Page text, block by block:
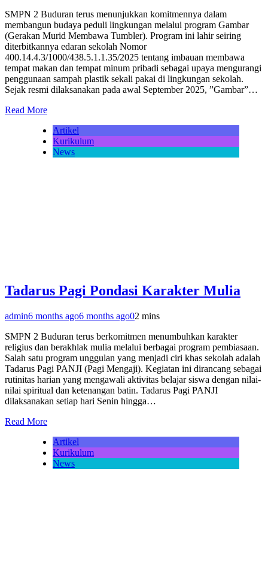
SMPN 2 Buduran terus menunjukkan komitmennya dalam
membangun budaya peduli lingkungan melalui program Gambar
(Gerakan Murid Membawa Tumbler). Program ini lahir seiring
diterbitkannya edaran sekolah Nomor
400.14.4.3/1000/438.5.1.1.35/2025 tentang imbauan membawa
tempat makan dan tempat minum pribadi sebagai upaya mengurangi
penggunaan sampah plastik sekali pakai di lingkungan sekolah.
Sejak resmi dilaksanakan pada awal September 2025, ”Gambar”…
Read More
Artikel
Kurikulum
News
Tadarus Pagi Pondasi Karakter Mulia
admin6 months ago6 months ago02 mins
SMPN 2 Buduran terus berkomitmen menumbuhkan karakter
religius dan berakhlak mulia melalui berbagai program pembiasaan.
Salah satu program unggulan yang menjadi ciri khas sekolah adalah
Tadarus Pagi PANJI (Pagi Mengaji). Kegiatan ini dirancang sebagai
rutinitas harian yang mengawali aktivitas belajar siswa dengan nilai-
nilai spiritual dan ketenangan batin. Tadarus Pagi PANJI
dilaksanakan setiap hari Senin hingga…
Read More
Artikel
Kurikulum
News